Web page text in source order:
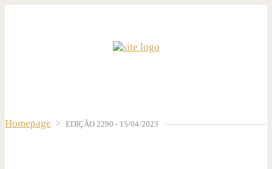
Homepage > EDIÇÃO 2290 - 15/04/2023